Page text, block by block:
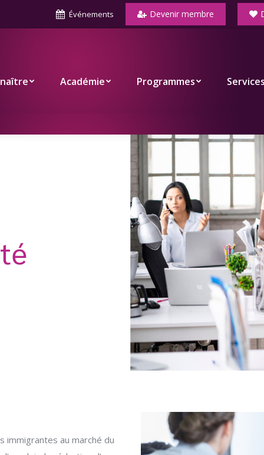
Événements Devenir membre
Académie Programmes
immigrantes au marché du
Académie Programmes Services